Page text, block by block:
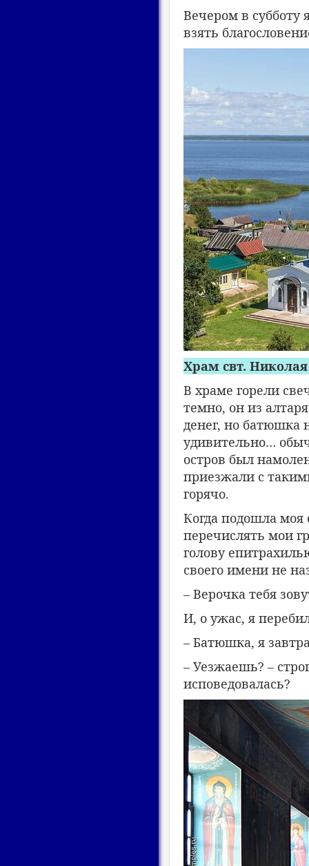
Вечером в субботу
взять
Храм свт.
В храме горели
темно, он из
денег, но батюшка
удивительно…
остров был
приезжали с
горячо.
Когда подошла моя
перечислять мои
голову
своего имени не
– Верочка тебя
И, о ужас, я
– Батюшка, я
– Уезжаешь? –
исповедовалась?